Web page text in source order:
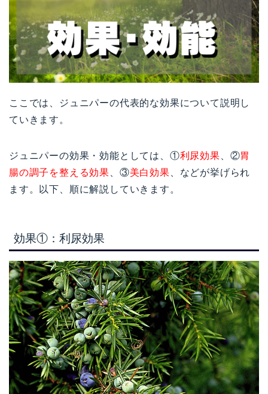
ここでは、ジュニパーの代表的な効果について説明し
ていきます。
ジュニパーの効果・効能としては、①利尿効果 、②胃
腸の調子を整える効果 、③美白効果 、などが挙げられ
ます。以下、順に解説していきます。
効果①：利尿効果